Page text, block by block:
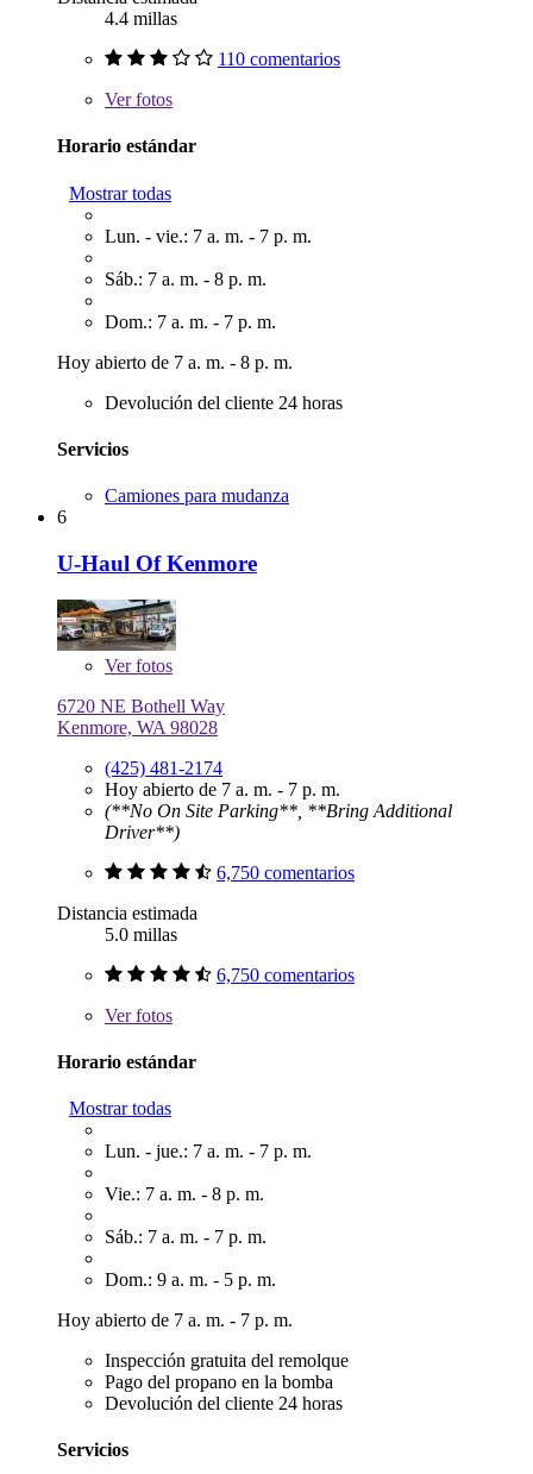
4.4 millas
110 comentarios
Verfotos
Horario estándar
Mostrar todas
Lun. - vie.: 7 a. m. - 7 p. m.
Sáb.: 7 a. m. - 8 p. m.
Dom.: 7 a. m. - 7 p. m.
Hoy abierto de 7 a. m. - 8 p. m.
Devolución del cliente 24 horas
Servicios
Camiones para mudanza
6
U-Haul Of Kenmore
Verfotos
6720 NE Bothell Way
Kenmore, WA 98028
(425) 481-2174
Hoy abierto de 7 a. m. - 7 p. m.
(**No On Site Parking**, **Bring Additional
Driver**)
6,750 comentarios
Distancia estimada
5.0 millas
6,750 comentarios
Verfotos
Horario estándar
Mostrar todas
Lun. - jue.: 7 a. m. - 7 p. m.
Vie.: 7 a. m. - 8 p. m.
Sáb.: 7 a. m. - 7 p. m.
Dom.: 9 a. m. - 5 p. m.
Hoy abierto de 7 a. m. - 7 p. m.
Inspección gratuita del remolque
Pago del propano en la bomba
Devolución del cliente 24 horas
Servicios